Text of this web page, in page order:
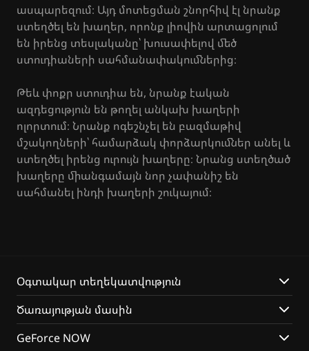
ասպարեզում։ Այդ մոտեցման շնորհիվ էլ նրանք
ստեղծել են խաղեր, որոնք լիովին արտացոլում
են իրենց տեսլականը՝ խուսափելով մեծ
ստուդիաների սահմանափակումներից։
Թեև փոքր ստուդիա են, նրանք էական
ազդեցություն են թողել անկախ խաղերի
ոլորտում։ Նրանք ոգեշնչել են բազմաթիվ
մշակողների՝ համարձակ փորձարկումներ անել և
ստեղծել իրենց ուրույն խաղերը։ Նրանց ստեղծած
խաղերը միանգամայն նոր չափանիշ են
սահմանել ինդի խաղերի շուկայում։
Օգտակար տեղեկատվություն
Ծառայության մասին
GeForce NOW